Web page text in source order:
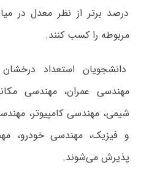
درصد برتر از نظر معدل در
مربوطه را کسب کنند.
دانشجویان استعداد
مهندسی عمران، مهندسی
شیمی، مهندسی کامپیوتر،
و فیزیک، مهندسی خودرو،
پذیرش می‌شوند.